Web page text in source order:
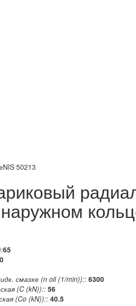
50213
65
смазке (n oil (1/min)):: 6300
(C (kN)):: 56
(Co (kN)):: 40.5